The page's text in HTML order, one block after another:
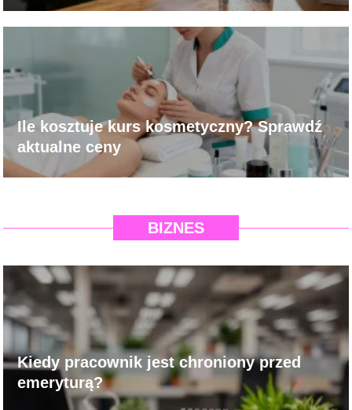
Ile kosztuje kurs kosmetyczny? Sprawdź
aktualne ceny
BIZNES
Kiedy pracownik jest chroniony przed
emeryturą?